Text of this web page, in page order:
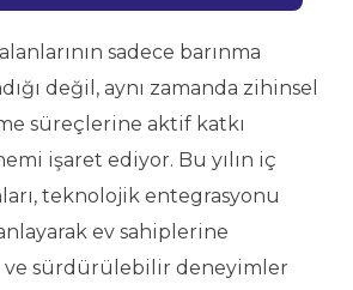
sadece barınma
değil, aynı zamanda zihinsel
süreçlerine aktif katkı
işaret ediyor. Bu yılın iç
teknolojik entegrasyonu
ev sahiplerine
ve sürdürülebilir deneyimler